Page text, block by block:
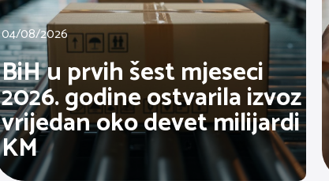
04/08/2026
BiH u prvih šest mjeseci
2026. godine ostvarila izvoz
vrijedan oko devet milijardi
KM